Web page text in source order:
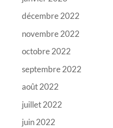
décembre 2022
novembre 2022
octobre 2022
septembre 2022
août 2022
juillet 2022
juin 2022